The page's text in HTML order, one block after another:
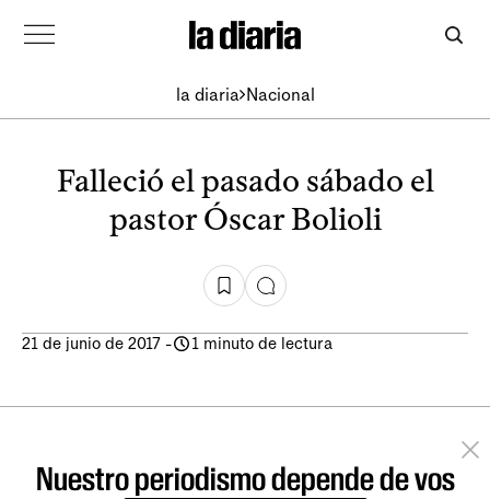
la diaria Nacional
Falleció el pasado sábado el
pastor Óscar Bolioli
21 de junio de 2017 - 1 minuto de lectura
Nuestro periodismo depende de vos